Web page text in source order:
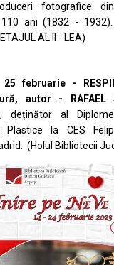
fotografice
ani (1832 - 1932).
AL II - LEA)
februarie -
autor - RAFAEL
, deținător al
Plastice la CES
(Holul Bibliotecii